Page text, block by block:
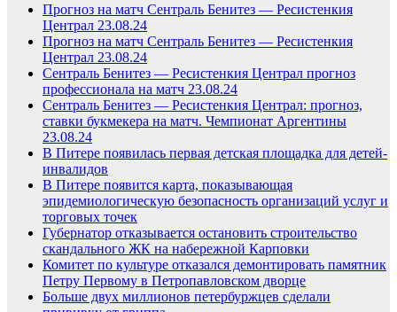
Прогноз на матч Сентраль Бенитез — Ресистенкия
Централ 23.08.24
Прогноз на матч Сентраль Бенитез — Ресистенкия
Централ 23.08.24
Сентраль Бенитез — Ресистенкия Централ прогноз
профессионала на матч 23.08.24
Сентраль Бенитез — Ресистенкия Централ: прогноз,
ставки букмекера на матч. Чемпионат Аргентины
23.08.24
В Питере появилась первая детская площадка для детей-
инвалидов
В Питере появится карта, показывающая
эпидемиологическую безопасность организаций услуг и
торговых точек
Губернатор отказывается остановить строительство
скандального ЖК на набережной Карповки
Комитет по культуре отказался демонтировать памятник
Петру Первому в Петропавловском дворце
Больше двух миллионов петербуржцев сделали